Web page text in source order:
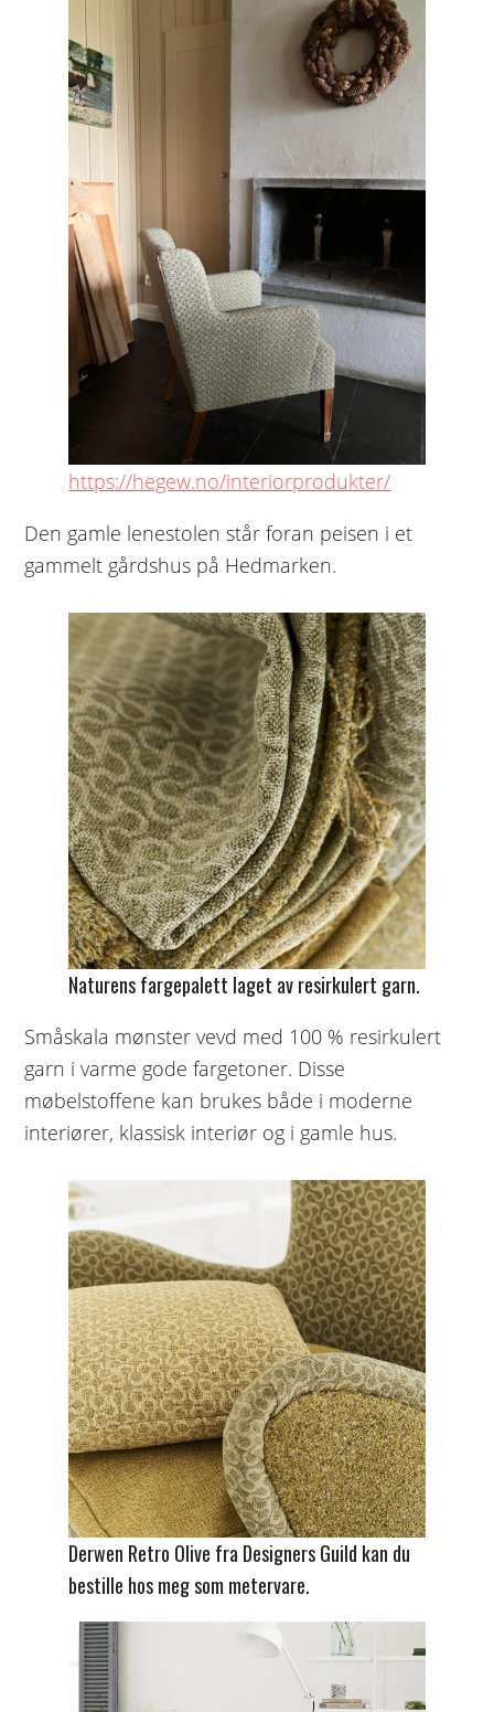
https://hegew.no/interiorprodukter/
Den gamle lenestolen står foran peisen i et
gammelt gårdshus på Hedmarken.
Naturens fargepalett laget av resirkulert garn.
Småskala mønster vevd med 100 % resirkulert
garn i varme gode fargetoner. Disse
møbelstoffene kan brukes både i moderne
interiører, klassisk interiør og i gamle hus.
Derwen Retro Olive fra Designers Guild kan du
bestille hos meg som metervare.